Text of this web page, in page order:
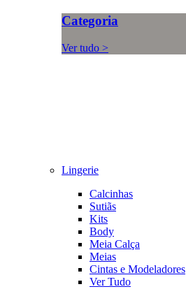
Categoria
Ver tudo >
Lingerie
Calcinhas
Sutiãs
Kits
Body
Meia Calça
Meias
Cintas e Modeladores
Ver Tudo